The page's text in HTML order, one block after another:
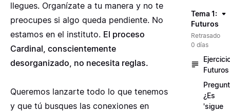
llegues. Organízate a tu manera y no te
preocupes si algo queda pendiente. No
estamos en el instituto. El proceso
Cardinal, conscientemente
desorganizado, no necesita reglas.
Queremos lanzarte todo lo que tenemos
y que tú busques las conexiones en
Tema 1:
Futuros
Retrasado
0 días
Futuros
¿Es
'sigue